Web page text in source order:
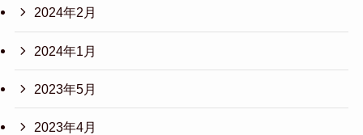
2024年2月
2024年1月
2023年5月
2023年4月